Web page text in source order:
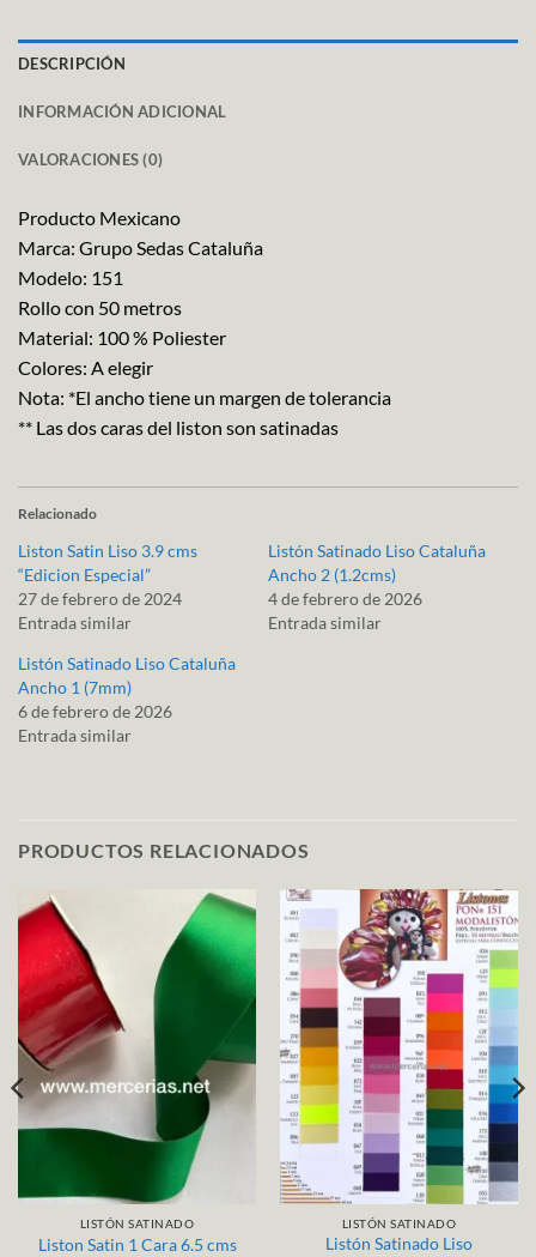
DESCRIPCIÓN
INFORMACIÓN ADICIONAL
VALORACIONES (0)
Producto Mexicano
Marca: Grupo Sedas Cataluña
Modelo: 151
Rollo con 50 metros
Material: 100 % Poliester
Colores: A elegir
Nota: *El ancho tiene un margen de tolerancia
** Las dos caras del liston son satinadas
Relacionado
Liston Satin Liso 3.9 cms
“Edicion Especial”
27 de febrero de 2024
Entrada similar
Listón Satinado Liso Cataluña
Ancho 2 (1.2cms)
4 de febrero de 2026
Entrada similar
Listón Satinado Liso Cataluña
Ancho 1 (7mm)
6 de febrero de 2026
Entrada similar
PRODUCTOS RELACIONADOS
LISTÓN SATINADO
Liston Satin 1 Cara 6.5 cms
LISTÓN SATINADO
Listón Satinado Liso